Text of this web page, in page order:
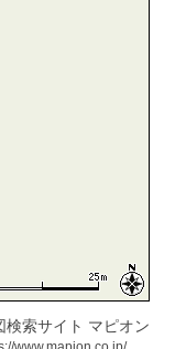
検索サイト マピオン